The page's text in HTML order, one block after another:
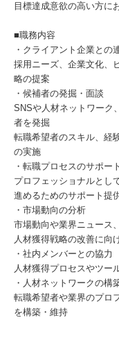
目標達成意欲の高い方に
■職務内容
・クライアント企業との
採用ニーズ、企業文化、
略の提案
・候補者の発掘・面談
SNSや人材ネットワーク
者を発掘
転職希望者のスキル、経
の実施
・転職プロセスのサポート
プロフェッショナルとし
進めるためのサポート提
・市場動向の分析
市場動向や業界ニュース
人材獲得戦略の改善に向
・社内メンバーとの協力
人材獲得プロセスやツー
・人材ネットワークの構
転職希望者や業界のプロ
を構築・維持